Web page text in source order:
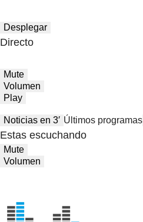
Desplegar
Directo
Mute
Volumen
Play
Noticias en 3′ Últimos programas
Estas escuchando
Mute
Volumen